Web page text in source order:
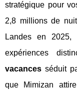
stratégique pour
2,8 millions de
Landes en 2025,
expériences
vacances séduit
que Mimizan